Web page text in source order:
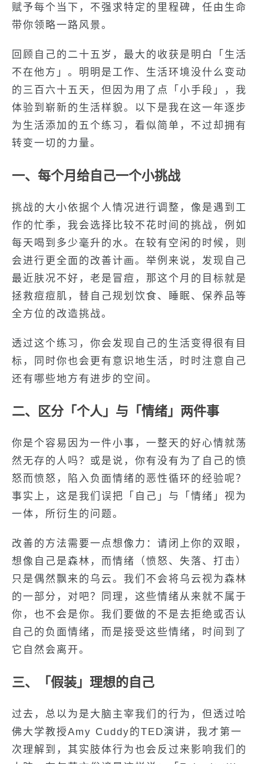
赋予每个当下，不强求特定的里程碑，任由生命
带你领略一路风景。
回顾自己的二十五岁，最大的收获是明白「生活
不在他方」。明明是工作、生活环境没什么变动
的三百六十五天，但因为用了点「小手段」，我
体验到崭新的生活样貌。以下是我在这一年逐步
为生活添加的五个练习，看似简单，不过却拥有
转变一切的力量。
一、每个月给自己一个小挑战
挑战的大小依据个人情况进行调整，像是遇到工
作的忙季，我会选择比较不花时间的挑战，例如
每天喝到多少毫升的水。在较有空闲的时候，则
会进行更全面的改善计画。举例来说，发现自己
最近肤况不好，老是冒痘，那这个月的目标就是
拯救痘痘肌，替自己规划饮食、睡眠、保养品等
全方位的改造挑战。
透过这个练习，你会发现自己的生活变得很有目
标，同时你也会更有意识地生活，时时注意自己
还有哪些地方有进步的空间。
二、区分「个人」与「情绪」两件事
你是个容易因为一件小事，一整天的好心情就荡
然无存的人吗？或是说，你有没有为了自己的愤
怒而愤怒，陷入负面情绪的恶性循环的经验呢？
事实上，这是我们误把「自己」与「情绪」视为
一体，所衍生的问题。
改善的方法需要一点想像力：请闭上你的双眼，
想像自己是森林，而情绪（愤怒、失落、打击）
只是偶然飘来的乌云。我们不会将乌云视为森林
的一部分，对吧？同理，这些情绪从来就不属于
你，也不会是你。我们要做的不是去拒绝或否认
自己的负面情绪，而是接受这些情绪，时间到了
它自然会离开。
三、「假装」理想的自己
过去，总以为是大脑主宰我们的行为，但透过哈
佛大学教授Amy Cuddy的TED演讲，我才第一
次理解到，其实肢体行为也会反过来影响我们的